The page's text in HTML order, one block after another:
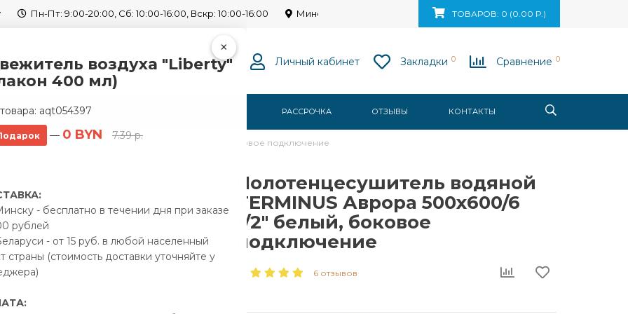
×
воздуха "Liberty"
400 мл)
aqt054397
— 0 BYN 7.39 р.
- бесплатно в течении дня при заказе
рублей
- от 15 руб. в любой населенный
страны (стоимость доставки уточняйте у
Пн-Пт: 9:00-20:00, Сб: 10:00-16:00, Вскр: 10:00-16:00 Минск, ул. Ваупшасова, д. 10, пом. 131ТОВАРОВ: 0 (0.00 Р.)
Личный кабинет Закладки 0 Сравнение 0
О НАС РАССРОЧКА ОТЗЫВЫ КОНТАКТЫ
TERMINUS Аврора 500x600/6 1/2" белый, боковое подключение
Полотенцесушитель водяной
TERMINUS Аврора 500x600/6
1/2" белый, боковое
подключение
6 отзывов